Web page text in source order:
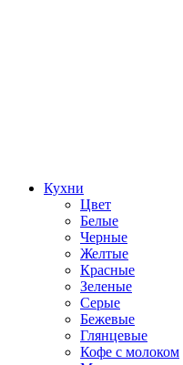
Кухни
Цвет
Белые
Черные
Желтые
Красные
Зеленые
Серые
Бежевые
Глянцевые
Кофе с молоком